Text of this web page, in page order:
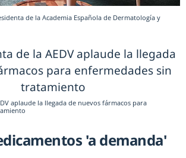
de la Academia Española de Dermatología y
aplaude la llegada de nuevos fármacos para
'a demanda'